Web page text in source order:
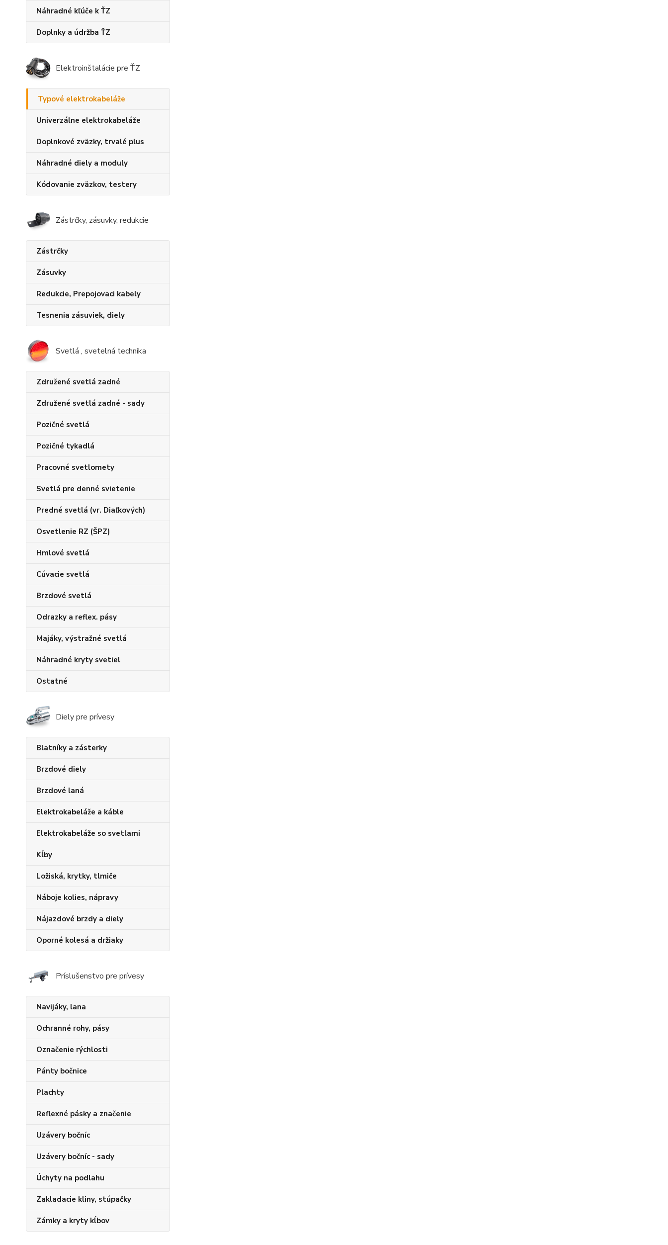
Náhradné kľúče k ŤZ
Doplnky a údržba ŤZ
Elektroinštalácie pre ŤZ
Typové elektrokabeláže
Univerzálne elektrokabeláže
Doplnkové zväzky, trvalé plus
Náhradné diely a moduly
Kódovanie zväzkov, testery
Zástrčky, zásuvky, redukcie
Zástrčky
Zásuvky
Redukcie, Prepojovaci kabely
Tesnenia zásuviek, diely
Svetlá , svetelná technika
Združené svetlá zadné
Združené svetlá zadné - sady
Pozičné svetlá
Pozičné tykadlá
Pracovné svetlomety
Svetlá pre denné svietenie
Predné svetlá (vr. Diaľkových)
Osvetlenie RZ (ŠPZ)
Hmlové svetlá
Cúvacie svetlá
Brzdové svetlá
Odrazky a reflex. pásy
Majáky, výstražné svetlá
Náhradné kryty svetiel
Ostatné
Diely pre prívesy
Blatníky a zásterky
Brzdové diely
Brzdové laná
Elektrokabeláže a káble
Elektrokabeláže so svetlami
Kĺby
Ložiská, krytky, tlmiče
Náboje kolies, nápravy
Nájazdové brzdy a diely
Oporné kolesá a držiaky
Príslušenstvo pre prívesy
Navijáky, lana
Ochranné rohy, pásy
Označenie rýchlosti
Pánty bočnice
Plachty
Reflexné pásky a značenie
Uzávery bočníc
Uzávery bočníc - sady
Úchyty na podlahu
Zakladacie kliny, stúpačky
Zámky a kryty kĺbov